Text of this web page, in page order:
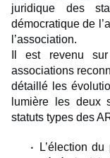
juridique des
démocratique de
l’association.
Il est revenu
associations
détaillé les
lumière les deux
statuts types des
L’élection